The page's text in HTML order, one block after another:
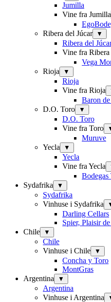
Jumilla
Vine fra Jumilla
Ribera del Júcar
▼
Ribera del
Vine fra Ribera
Vega
Rioja
▼
Rioja
Vine fra Rioja
Baron
D.O. Toro
▼
D.O. Toro
Vine fra Toro
Muruve
Yecla
▼
Yecla
Vine fra Yecla
Bodegas
Sydafrika
▼
Sydafrika
Vinhuse i Sydafrika
Darling Cellars
Spier, Plaisir
Chile
▼
Chile
Vinhuse i Chile
▼
Concha y Toro
MontGras
Argentina
▼
Argentina
Vinhuse i Argentina